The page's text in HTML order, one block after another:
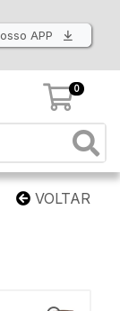
APP
0
VOLTAR